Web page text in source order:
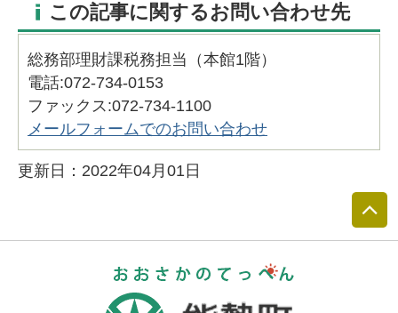
この記事に関するお問い合わせ先
総務部理財課税務担当（本館1階）
電話:072-734-0153
ファックス:072-734-1100
メールフォームでのお問い合わせ
更新日：2022年04月01日